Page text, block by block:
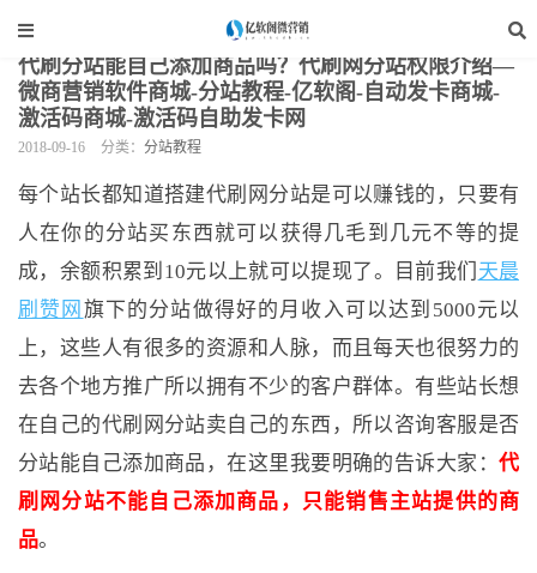
当前位置： 网站装修 > 分站教程
代刷分站能自己添加商品吗？代刷网分站权限介绍—
微商营销软件商城-分站教程-亿软阁-自动发卡商城-
激活码商城-激活码自助发卡网
2018-09-16 分类： 分站教程
每个站长都知道搭建代刷网分站是可以赚钱的，只要有
人在你的分站买东西就可以获得几毛到几元不等的提
成，余额积累到10元以上就可以提现了。目前我们 天晨
刷赞网 旗下的分站做得好的月收入可以达到5000元以
上，这些人有很多的资源和人脉，而且每天也很努力的
去各个地方推广所以拥有不少的客户群体。有些站长想
在自己的代刷网分站卖自己的东西，所以咨询客服是否
分站能自己添加商品，在这里我要明确的告诉大家： 代
刷网分站不能自己添加商品，只能销售主站提供的商
品。